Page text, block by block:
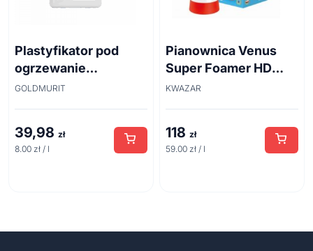
Plastyfikator pod
ogrzewanie
podłogowe i do
GOLDMURIT
39,98 zł
8.00 zł / l
Pianownica Venus
Super Foamer HD
acid line 2L
KWAZAR
118 zł
59.00 zł / l